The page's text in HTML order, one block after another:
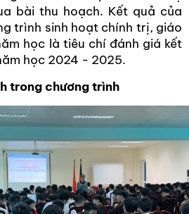
bài thu hoạch. Kết quả của
trình sinh hoạt chính trị, giáo
học là tiêu chí đánh giá kết
học 2024 - 2025.
trong chương trình